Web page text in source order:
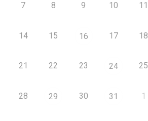
7 8 9 10 11
14 15 16 17 18
21 22 23 24 25
28 29 30 31 1